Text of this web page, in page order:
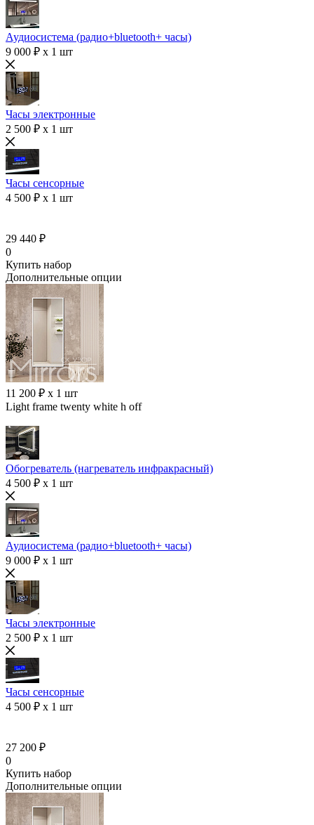
Аудиосистема (радио+bluetooth+ часы)
9 000 ₽ x 1 шт
Часы электронные
2 500 ₽ x 1 шт
Часы сенсорные
4 500 ₽ x 1 шт
29 440 ₽
0
Купить набор
Дополнительные опции
11 200 ₽ x 1 шт
Light frame twenty white h off
Обогреватель (нагреватель инфракрасный)
4 500 ₽ x 1 шт
Аудиосистема (радио+bluetooth+ часы)
9 000 ₽ x 1 шт
Часы электронные
2 500 ₽ x 1 шт
Часы сенсорные
4 500 ₽ x 1 шт
27 200 ₽
0
Купить набор
Дополнительные опции